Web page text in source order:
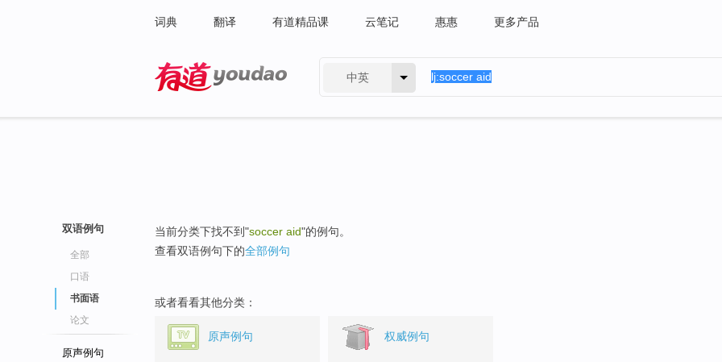
词典 翻译 有道精品课 云笔记 惠惠 更多产品
中英
双语例句
全部
口语
书面语
论文
原声例句
当前分类下找不到"soccer aid"的例句。
查看双语例句下的全部例句
或者看看其他分类：
原声例句 权威例句